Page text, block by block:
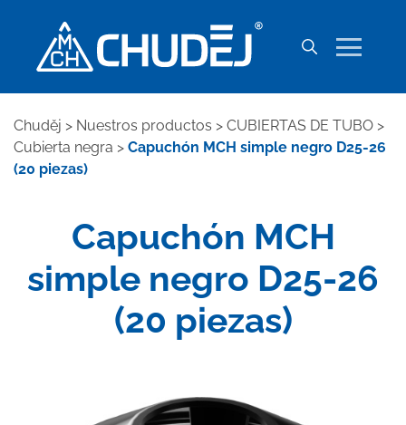
Chuděj > Nuestros productos > CUBIERTAS DE TUBO >
Cubierta negra > Capuchón MCH simple negro D25-26
(20 piezas)
Capuchón MCH
simple negro D25-26
(20 piezas)